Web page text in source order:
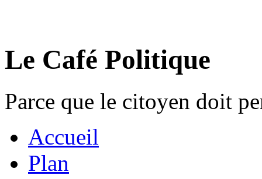
Le Café Politique
Parce que le citoyen doit
Accueil
Plan